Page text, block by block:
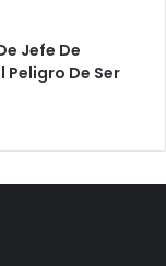
Jefe De
Peligro De Ser